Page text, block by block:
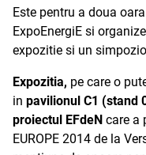
Este pentru a doua
ExpoEnergiE si
expozitie si un
Expozitia, pe care o
in pavilionul C1 (stand
proiectul EFdeN care a
EUROPE 2014 de la